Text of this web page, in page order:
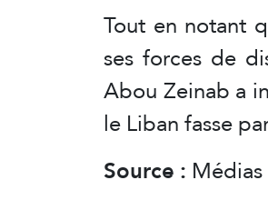
Tout en notant
ses forces de
Abou Zeinab a
le Liban fasse
Source : Médias